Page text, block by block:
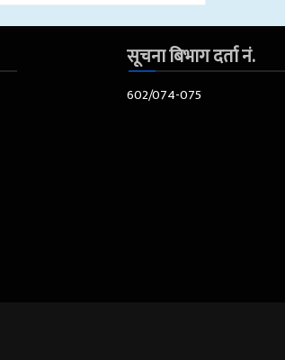
सूचना बिभाग दर्ता नं.
602/074-075